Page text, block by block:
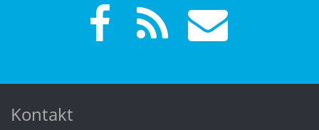
Kontakt